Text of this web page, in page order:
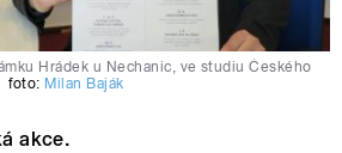
Hrádek u Nechanic, ve studiu Českého
foto: Milan Baják
akce.